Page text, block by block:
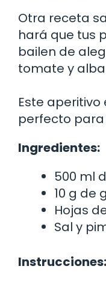
Otra receta
hará que tus
bailen de
tomate y
Este aperitivo
perfecto para
Ingredientes:
500 ml
10 g de
Hojas
Sal y
Instrucciones: